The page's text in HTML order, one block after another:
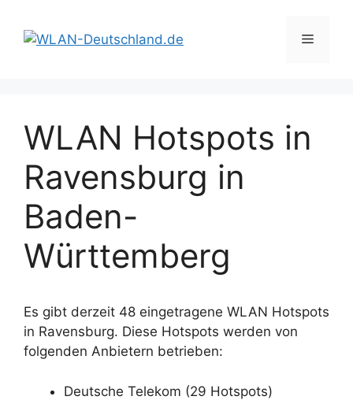
Inhalt
springen
Menü
WLAN Hotspots in
Ravensburg in
Baden-
Württemberg
Es gibt derzeit 48 eingetragene WLAN Hotspots
in Ravensburg. Diese Hotspots werden von
folgenden Anbietern betrieben:
Deutsche Telekom (29 Hotspots)